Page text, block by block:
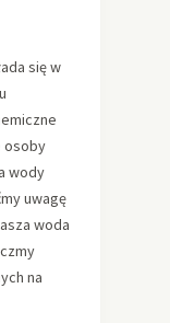
się w
osoby
wody
uwagę
woda
na